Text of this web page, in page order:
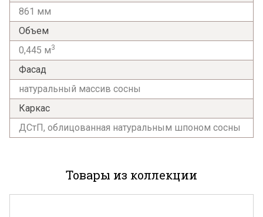
861 мм
Объем
0,445 м3
Фасад
натуральный массив сосны
Каркас
ДСтП, облицованная натуральным шпоном сосны
Товары из коллекции